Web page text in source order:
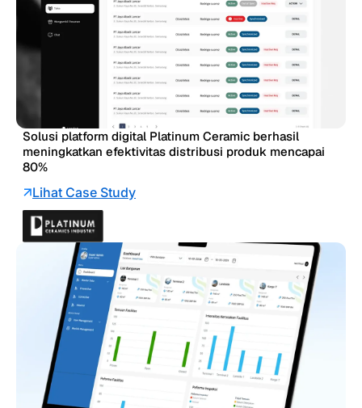
Solusi platform digital Platinum Ceramic berhasil
meningkatkan efektivitas distribusi produk mencapai
80%
Lihat Case Study